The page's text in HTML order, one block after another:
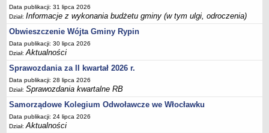
Deklaracja dotycząca źródeł ciepła i źródeł spalania paliw
Rolnictwo
Wniosek o przyznanie dotacji celowej na wymianę źródeł ciepła
P R Z E T A R G I
Plan postepowań o udzielenie zamówień
PRZETARGI UZP
Zapytania ofertowe
Przetargi - zbycie,dzierżawa,najem mienia komunalnego
Zamówienia Gminnego Ośrodka Pomocy Społecznej
Data publikacji: 31 lipca 2026
Dział:Informacje z wykonania budżetu gminy (w tym ulgi, odroczenia)
Obwieszczenie Wójta Gminy Rypin
Data publikacji: 30 lipca 2026
Dział:Aktualności
Sprawozdania za II kwartał 2026 r.
Data publikacji: 28 lipca 2026
Dział:Sprawozdania kwartalne RB
Samorządowe Kolegium Odwoławcze we Włocławku
Data publikacji: 24 lipca 2026
Dział:Aktualności